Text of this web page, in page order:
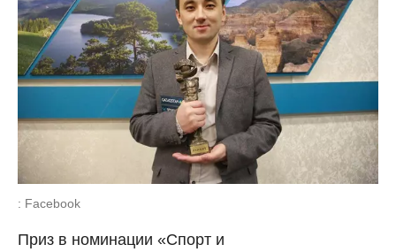
: Facebook
Приз в номинации «Спорт и